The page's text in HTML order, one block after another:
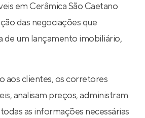
em Cerâmica São Caetano
das negociações que
de um lançamento imobiliário,
aos clientes, os corretores
analisam preços, administram
as informações necessárias